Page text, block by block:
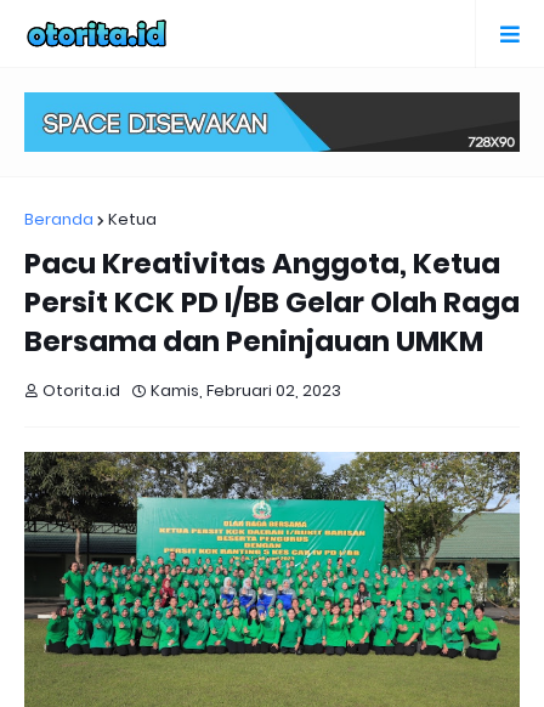
Beranda Ketua
Pacu Kreativitas Anggota, Ketua
Persit KCK PD I/BB Gelar Olah Raga
Bersama dan Peninjauan UMKM
Otorita.id Kamis, Februari 02, 2023